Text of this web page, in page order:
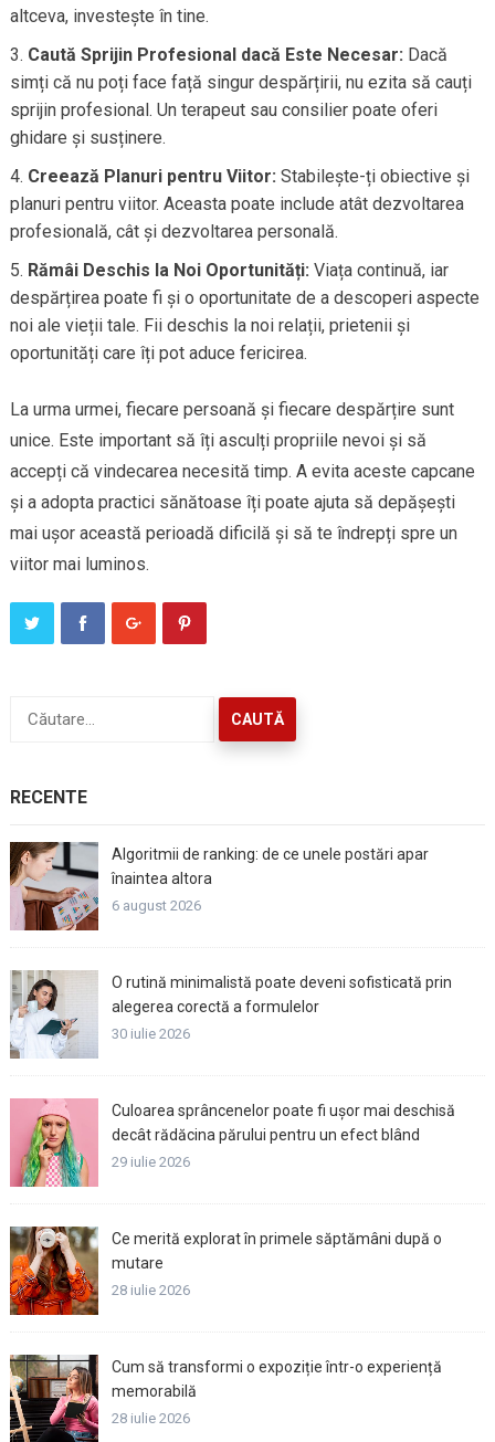
altceva, investește în tine.
Caută Sprijin Profesional dacă Este Necesar: Dacă
simți că nu poți face față singur despărțirii, nu ezita să cauți
sprijin profesional. Un terapeut sau consilier poate oferi
ghidare și susținere.
Creează Planuri pentru Viitor: Stabilește-ți obiective și
planuri pentru viitor. Aceasta poate include atât dezvoltarea
profesională, cât și dezvoltarea personală.
Rămâi Deschis la Noi Oportunități: Viața continuă, iar
despărțirea poate fi și o oportunitate de a descoperi aspecte
noi ale vieții tale. Fii deschis la noi relații, prietenii și
oportunități care îți pot aduce fericirea.
La urma urmei, fiecare persoană și fiecare despărțire sunt
unice. Este important să îți asculți propriile nevoi și să
accepți că vindecarea necesită timp. A evita aceste capcane
și a adopta practici sănătoase îți poate ajuta să depășești
mai ușor această perioadă dificilă și să te îndrepți spre un
viitor mai luminos.
după:
RECENTE
Algoritmii de ranking: de ce unele postări apar
înaintea altora
6 august 2026
O rutină minimalistă poate deveni sofisticată prin
alegerea corectă a formulelor
30 iulie 2026
Culoarea sprâncenelor poate fi ușor mai deschisă
decât rădăcina părului pentru un efect blând
29 iulie 2026
Ce merită explorat în primele săptămâni după o
mutare
28 iulie 2026
Cum să transformi o expoziție într-o experiență
memorabilă
28 iulie 2026